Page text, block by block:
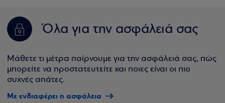
Όλα για την ασφάλειά σας
Μάθετε τι μέτρα παίρνουμε για την ασφάλειά σας, πώς
μπορείτε να προστατευτείτε και ποιες είναι οι πιο
συχνές απάτες.
Με ενδιαφέρει η ασφάλεια